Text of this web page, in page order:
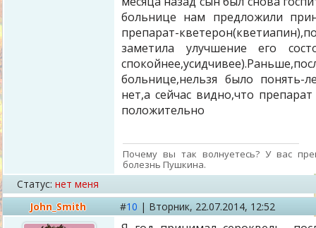
больнице нам предложили
препарат-
заметила улучшение его
больнице,нельзя было понять-
нет,а сейчас видно,что
положительно
Почему вы так волнуетесь? У вас
болезнь Пушкина.
Статус: нет меня
John_Smith
#10 | Вторник, 22.07.2014, 12:52